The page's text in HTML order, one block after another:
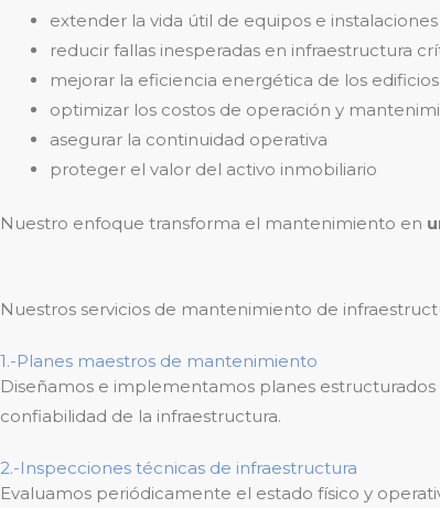
extender la vida útil de equipos e instalaciones
reducir fallas inesperadas en infraestructura
mejorar la eficiencia energética de los edificios
optimizar los costos de operación y
asegurar la continuidad operativa
proteger el valor del activo inmobiliario
Nuestro enfoque transforma el mantenimiento en
Nuestros servicios de mantenimiento de
1.-Planes maestros de mantenimiento
Diseñamos e implementamos planes
confiabilidad de la infraestructura.
2.-Inspecciones técnicas de infraestructura
Evaluamos periódicamente el estado físico y